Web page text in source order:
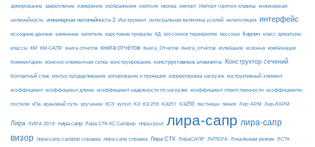
армирование закрепление измерение изображения изополя иконка импорт Импорт горячих клавиш инженерная
нелинейность инженерная нелинейность 2 Инструмент интегральная величина усилий интеполяция интерфейс
исходные данные каменные капитель карстовые провалы КД кессонное перекрытие кессоны Кирпич класс арматуры
классы КМ КМ-САПР книга отчетов книга отчётов Книга_Отчетов Книга_отчётов колебание колонна комбинации
Комментарии конечно-элементная сетка конструирование конструктивные элементы Конструктор сечений
Контактный стык контур продавливания копирование и проекция корректировка нагрузок коструктивный элемент
коэффициент коэффициент длины коэффициент надежности по нагрузке коэффициент ответственности коэффициенты
постели кПа крановый путь кручение КСУ купол КЭ КЭ 259 КЭ251 КЭ259 лестницы линия Лир-АРМ Лир-ЛАРМ
Лира ЛИРА 2019 лира сапр Лира СТК КС Сапфир лира-грунт лира-сапр лира-сапр
визор лира-сапр сапфир справка лира-сапр справка Лира-СТК ЛираСАПР ЛИТЕРА Локальным режим ЛСТК